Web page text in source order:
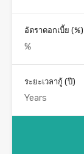
อัตราดอกเบี้ย (%)
ระยะเวลากู้ (ปี)